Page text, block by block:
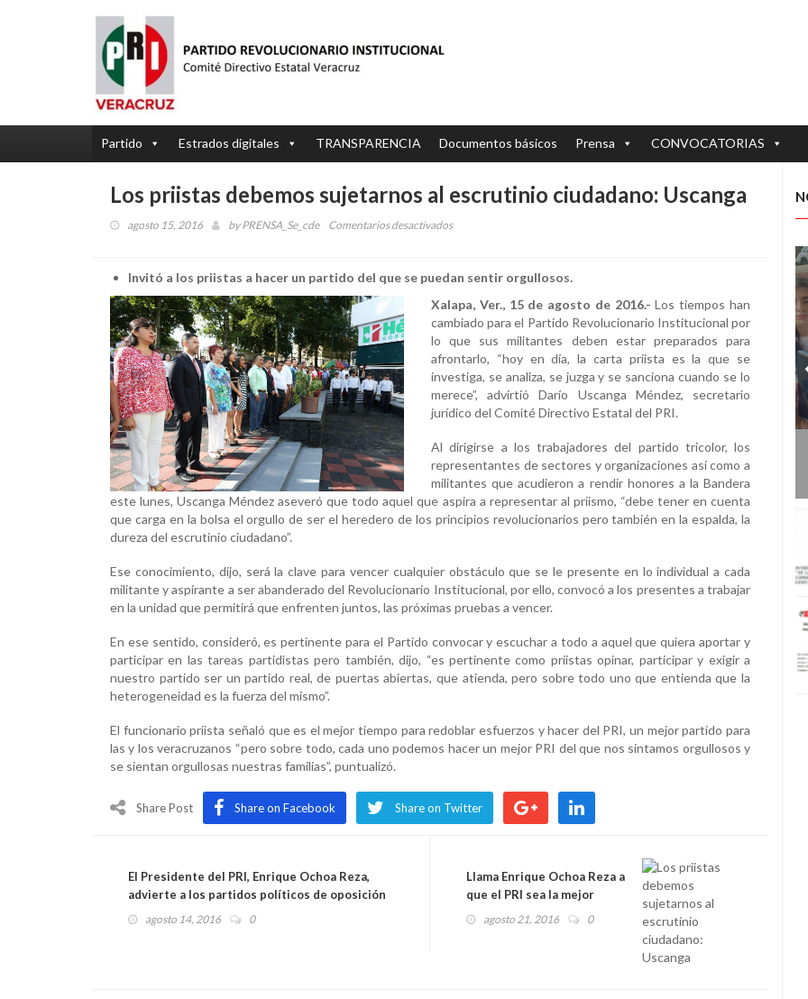
Partido Estrados digitales TRANSPARENCIA Documentos básicos Prensa CONVOCATORIAS
Los priistas debemos sujetarnos al escrutinio ciudadano: Uscanga
agosto 15, 2016 byPRENSA_Se_cde Comentarios desactivadosen
debemos
sujetarnos
al
escrutinio
ciudadano:
Uscanga
Invitó a los priistas a hacer un partido del que se puedan sentir orgullosos.
Xalapa, Ver., 15 de agosto de 2016.- Los tiempos han
cambiado para el Partido Revolucionario Institucional por
lo que sus militantes deben estar preparados para
afrontarlo, “hoy en día, la carta priista es la que se
investiga, se analiza, se juzga y se sanciona cuando se lo
merece”, advirtió Darío Uscanga Méndez, secretario
jurídico del Comité Directivo Estatal del PRI.
Al dirigirse a los trabajadores del partido tricolor, los
representantes de sectores y organizaciones así como a
militantes que acudieron a rendir honores a la Bandera
este lunes, Uscanga Méndez aseveró que todo aquel que aspira a representar al priismo, “debe tener en cuenta
que carga en la bolsa el orgullo de ser el heredero de los principios revolucionarios pero también en la espalda, la
dureza del escrutinio ciudadano”.
Ese conocimiento, dijo, será la clave para vencer cualquier obstáculo que se le presente en lo individual a cada
militante y aspirante a ser abanderado del Revolucionario Institucional, por ello, convocó a los presentes a trabajar
en la unidad que permitirá que enfrenten juntos, las próximas pruebas a vencer.
En ese sentido, consideró, es pertinente para el Partido convocar y escuchar a todo a aquel que quiera aportar y
participar en las tareas partidistas pero también, dijo, “es pertinente como priistas opinar, participar y exigir a
nuestro partido ser un partido real, de puertas abiertas, que atienda, pero sobre todo uno que entienda que la
heterogeneidad es la fuerza del mismo”.
El funcionario priista señaló que es el mejor tiempo para redoblar esfuerzos y hacer del PRI, un mejor partido para
las y los veracruzanos “pero sobre todo, cada uno podemos hacer un mejor PRI del que nos sintamos orgullosos y
se sientan orgullosas nuestras familias”, puntualizó.
Share Post Share on Facebook Share on Twitter
El Presidente del PRI, Enrique Ochoa Reza,
advierte a los partidos políticos de oposición
que se les acabó el recreo
agosto 14, 2016 0
Llama Enrique Ochoa Reza a
que el PRI sea la mejor
opción política para las
agosto 21, 2016 0